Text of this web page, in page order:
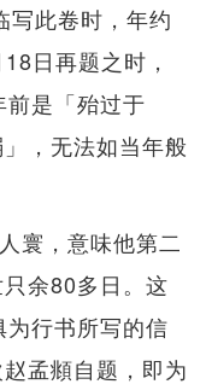
写此卷时，年约
日再题之时，
是「殆过于
，无法如当年般
寰，意味他第二
余80多日。这
行书所写的信
孟頫自题，即为